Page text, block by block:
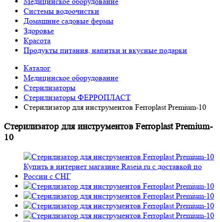
Системы водоочистки
Домашние садовые фермы
Здоровье
Красота
Продукты питания, напитки и вкусные подарки
Каталог
Медицинское оборудование
Стерилизаторы
Стерилизаторы ФЕРРОПЛАСТ
Стерилизатор для инструментов Ferroplast Premium-10
Стерилизатор для инструментов Ferroplast Premium-
10